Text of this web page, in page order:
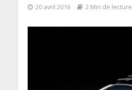
20 avril 2016 2 Min de lecture